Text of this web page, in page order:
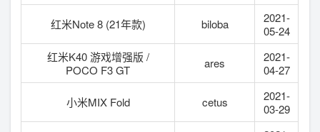
红米Note 8 (21年款) biloba
2021-
05-24
红米K40 游戏增强版 /
POCO F3 GT
ares
2021-
04-27
小米MIX Fold cetus
2021-
03-29